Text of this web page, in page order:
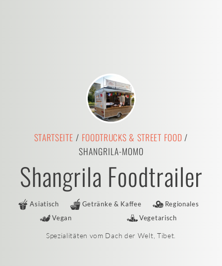
STARTSEITE / FOODTRUCKS & STREET FOOD/
SHANGRILA-MOMO
Shangrila Foodtrailer
Asiatisch Getränke & Kaffee
Regionales
Vegan
Vegetarisch
Spezialitäten vom Dach der Welt, Tibet.